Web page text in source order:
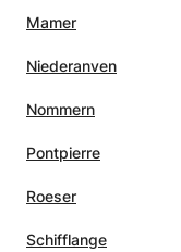
Mamer
Niederanven
Nommern
Pontpierre
Roeser
Schifflange